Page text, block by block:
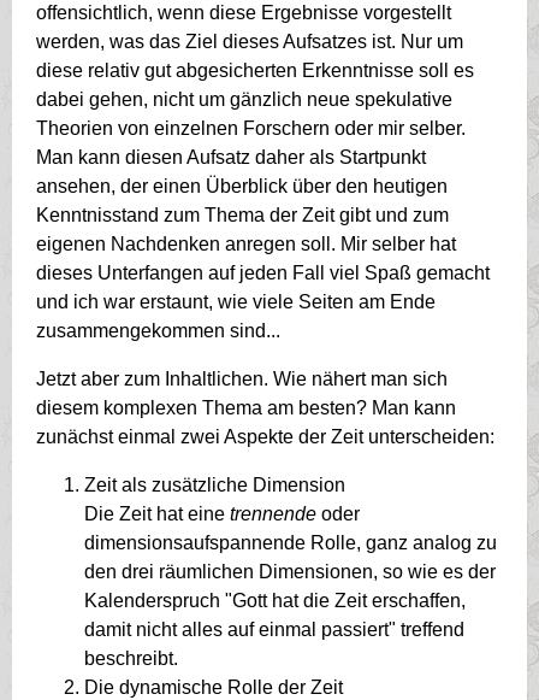
offensichtlich, wenn diese Ergebnisse vorgestellt
werden, was das Ziel dieses Aufsatzes ist. Nur um
diese relativ gut abgesicherten Erkenntnisse soll es
dabei gehen, nicht um gänzlich neue spekulative
Theorien von einzelnen Forschern oder mir selber.
Man kann diesen Aufsatz daher als Startpunkt
ansehen, der einen Überblick über den heutigen
Kenntnisstand zum Thema der Zeit gibt und zum
eigenen Nachdenken anregen soll. Mir selber hat
dieses Unterfangen auf jeden Fall viel Spaß gemacht
und ich war erstaunt, wie viele Seiten am Ende
zusammengekommen sind...
Jetzt aber zum Inhaltlichen. Wie nähert man sich
diesem komplexen Thema am besten? Man kann
zunächst einmal zwei Aspekte der Zeit unterscheiden:
Zeit als zusätzliche Dimension
Die Zeit hat eine trennende oder
dimensionsaufspannende Rolle, ganz analog zu
den drei räumlichen Dimensionen, so wie es der
Kalenderspruch "Gott hat die Zeit erschaffen,
damit nicht alles auf einmal passiert" treffend
beschreibt.
Die dynamische Rolle der Zeit